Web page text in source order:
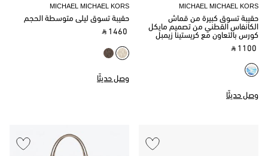
MICHAEL MICHAEL KORS
حقيبة تسوق كبيرة من قماش
الكانفاس القطني من تصميم مايكل
كورس بالتعاون مع كريستينا زيمبل
‎ ⃁ 1100 ‎
وصل حديثًا
MICHAEL MICHAEL KORS
حقيبة تسوق ليلى متوسطة الحجم
‎ ⃁ 1460 ‎
وصل حديثًا